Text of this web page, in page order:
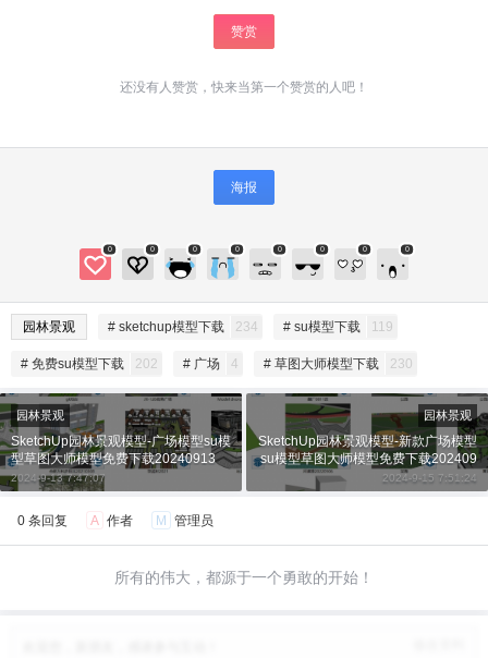
赞赏
还没有人赞赏，快来当第一个赞赏的人吧！
海报
0 0 0 0 0 0 0 0
园林景观 # sketchup模型下载 234 # su模型下载 119
# 免费su模型下载 202 # 广场 4 # 草图大师模型下载 230
给SketchUp小编打赏
20 元 50 自定义
¥
微信支付
园林景观
SketchUp园林景观模型-广场模型su模
型草图大师模型免费下载20240913
2024-9-13 7:47:07
园林景观
SketchUp园林景观模型-新款广场模型
su模型草图大师模型免费下载202409
15
2024-9-15 7:51:24
0 条回复 A 作者 M 管理员
所有的伟大，都源于一个勇敢的开始！
您没有权限发布内容，请购买会员或者提升权
6位以上